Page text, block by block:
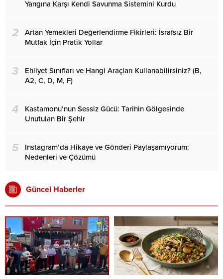
Yangına Karşı Kendi Savunma Sistemini Kurdu
2
Artan Yemekleri Değerlendirme Fikirleri: İsrafsız Bir
Mutfak İçin Pratik Yollar
3
Ehliyet Sınıfları ve Hangi Araçları Kullanabilirsiniz? (B,
A2, C, D, M, F)
4
Kastamonu’nun Sessiz Gücü: Tarihin Gölgesinde
Unutulan Bir Şehir
5
Instagram’da Hikaye ve Gönderi Paylaşamıyorum:
Nedenleri ve Çözümü
Güncel Haberler